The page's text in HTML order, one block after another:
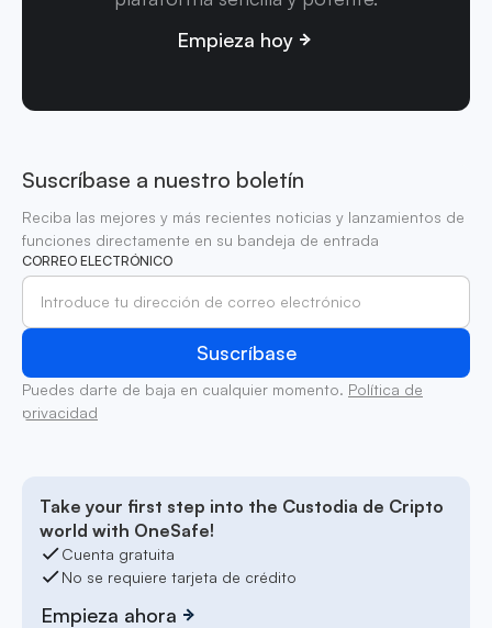
Empieza hoy
Suscríbase a nuestro boletín
Reciba las mejores y más recientes noticias y lanzamientos de
funciones directamente en su bandeja de entrada
CORREO ELECTRÓNICO
Puedes darte de baja en cualquier momento. Política de
privacidad
Take your first step into the Custodia de Cripto
world with OneSafe!
Cuenta gratuita
No se requiere tarjeta de crédito
Empieza ahora